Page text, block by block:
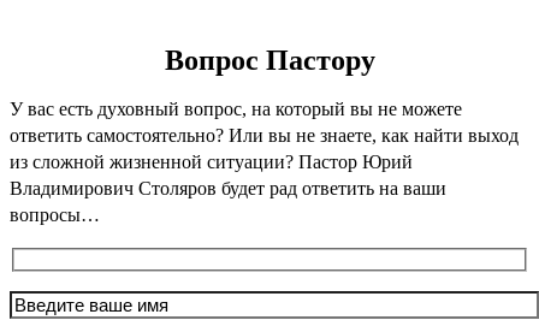
Вопрос Пастору
У вас есть духовный вопрос, на который вы не можете
ответить самостоятельно? Или вы не знаете, как найти выход
из сложной жизненной ситуации? Пастор Юрий
Владимирович Столяров будет рад ответить на ваши
вопросы…